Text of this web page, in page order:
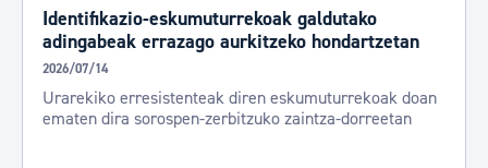
Identifikazio-eskumuturrekoak galdutako
adingabeak errazago aurkitzeko hondartzetan
2026/07/14
Urarekiko erresistenteak diren eskumuturrekoak doan
ematen dira sorospen-zerbitzuko zaintza-dorreetan